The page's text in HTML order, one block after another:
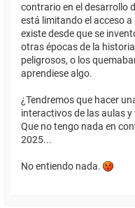
contrario en el desarrollo
está limitando el acceso
existe desde que se
otras épocas de la
peligrosos, o los
aprendiese algo.
¿Tendremos que hacer
interactivos de las aulas
Que no tengo nada en
2025...
No entiendo nada.